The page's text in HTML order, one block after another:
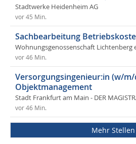
Stadtwerke Heidenheim AG
vor 45 Min.
Sachbearbeitung
Wohnungsgenossenschaft Lichtenberg
vor 46 Min.
Versorgungsingenieur:in (w/m/
Objektmanagement
Stadt Frankfurt am Main - DER
vor 46 Min.
Mehr Stellen